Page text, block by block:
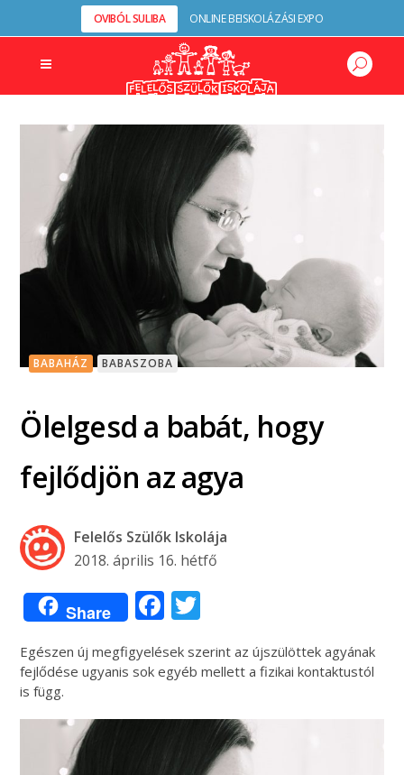
OVIBÓL SULIBA ONLINE BEISKOLÁZÁSI EXPO
BABAHÁZ BABASZOBA
Ölelgesd a babát, hogy
fejlődjön az agya
Felelős Szülők Iskolája
2018. április 16. hétfő
Share Facebook
Egészen új megfigyelések szerint az újszülöttek agyának
fejlődése ugyanis sok egyéb mellett a fizikai kontaktustól
is függ.